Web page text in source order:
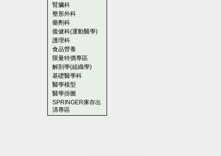
腎臟科
整形外科
藥劑科
復健科(運動醫學)
護理科
食品營養
限量特價專區
解剖學(組織學)
基礎醫學科
醫學模型
醫學掛圖
SPRINGER庫存出
清專區